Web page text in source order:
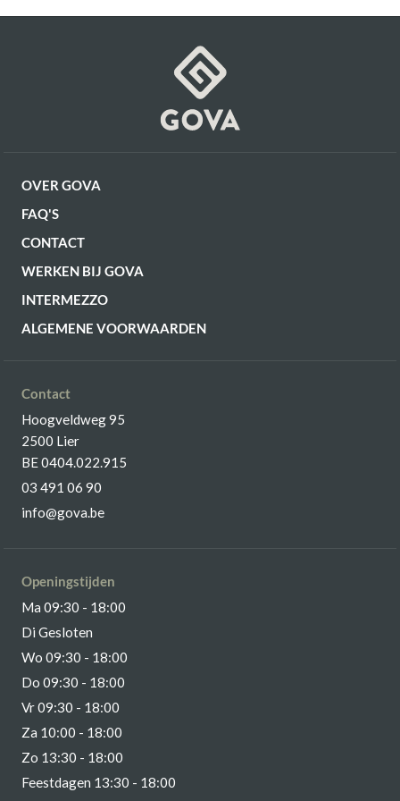
OVER GOVA
FAQ'S
CONTACT
WERKEN BIJ GOVA
INTERMEZZO
ALGEMENE VOORWAARDEN
Contact
Hoogveldweg 95
2500 Lier
BE 0404.022.915
03 491 06 90
info@gova.be
Openingstijden
Ma 09:30 - 18:00
Di Gesloten
Wo 09:30 - 18:00
Do 09:30 - 18:00
Vr 09:30 - 18:00
Za 10:00 - 18:00
Zo 13:30 - 18:00
Feestdagen 13:30 - 18:00